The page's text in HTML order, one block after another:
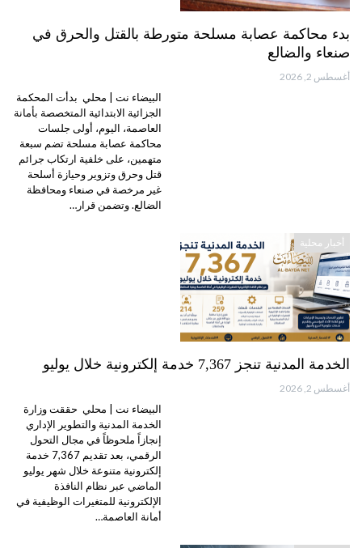
بدء محاكمة عصابة مسلحة متورطة بالقتل والحرق في
صنعاء والضالع
أغسطس 2, 2026
البيضاء نت | محلي بدأت المحكمة
الجزائية الابتدائية المتخصصة بأمانة
العاصمة، اليوم، أولى جلسات
محاكمة عصابة مسلحة تضم سبعة
متهمين، على خلفية ارتكاب جرائم
قتل وحرق وتزوير وحيازة أسلحة
غير مرخصة في صنعاء ومحافظة
الضالع. وتضمن قرار…
أخبار محلية
الخدمة المدنية تنجز 7,367 خدمة إلكترونية خلال يوليو
أغسطس 2, 2026
البيضاء نت | محلي حققت وزارة
الخدمة المدنية والتطوير الإداري
إنجازاً ملحوظاً في مجال التحول
الرقمي، بعد تقديم 7,367 خدمة
إلكترونية متنوعة خلال شهر يوليو
الماضي عبر نظام النافذة
الإلكترونية للمتغيرات الوظيفية في
أمانة العاصمة…